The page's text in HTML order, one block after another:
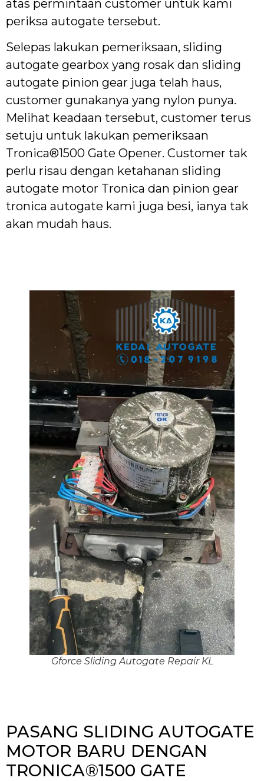
atas permintaan customer untuk kami
periksa autogate tersebut.
Selepas lakukan pemeriksaan, sliding
autogate gearbox yang rosak dan sliding
autogate pinion gear juga telah haus,
customer gunakanya yang nylon punya.
Melihat keadaan tersebut, customer terus
setuju untuk lakukan pemeriksaan
Tronica®1500 Gate Opener. Customer tak
perlu risau dengan ketahanan sliding
autogate motor Tronica dan pinion gear
tronica autogate kami juga besi, ianya tak
akan mudah haus.
Gforce Sliding Autogate Repair KL
PASANG SLIDING AUTOGATE
MOTOR BARU DENGAN
TRONICA®1500 GATE